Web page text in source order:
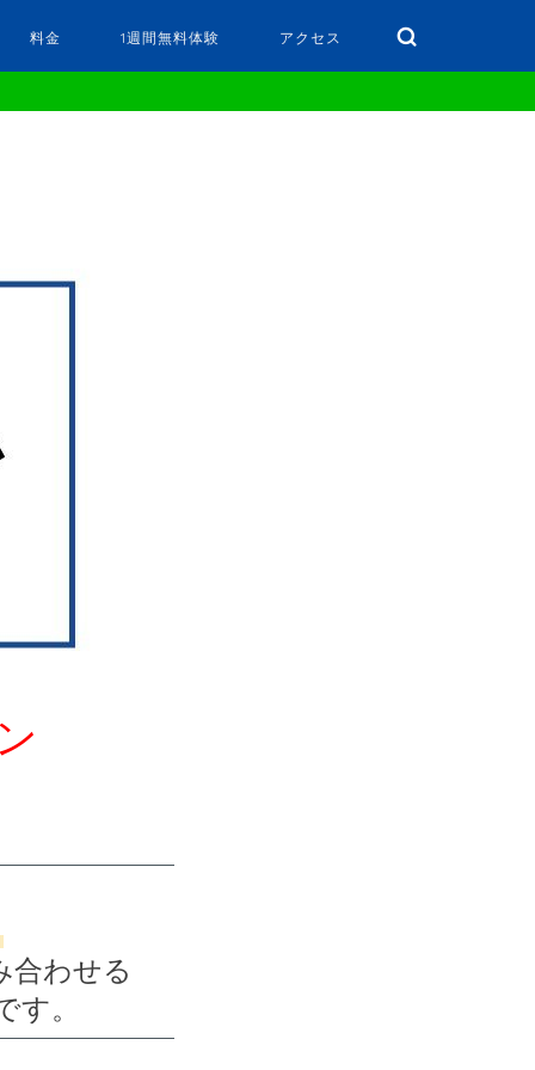
料金 1週間無料体験 アクセス
合わせる
す。